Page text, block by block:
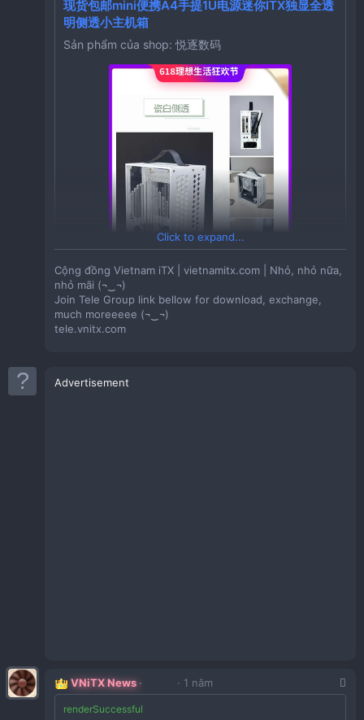
289,380VND
CZ001 「台式海景房电脑itx小机箱支持17X17/17X19
主板SFX电源 支持定制
酷冷魔神X20机箱ITX便携迷你台式A4mini手提紧
凑主机傻瓜超人K39
Sản phẩm của shop: 酷冷魔神旗舰店
CZ001 「闪鳞S200机箱便携式ITX手提mini台式机电
脑主机箱超迷你桌面
Tồn Kho:2
HU591 「piva派威X41外置声卡转接器吃鸡」
点击链接直接打开 或者 淘宝搜索直接打开
itx迷你机箱小型便携式电脑台式半高显卡桌面位巧
美机箱小海豚
Sản phẩm của shop: 巧美机箱
FDM-02高精度噪音计分贝测量仪器手持式专业级
现货包邮mini便携A4手提1U电源迷你ITX独显全透
明侧透小主机箱
Sản phẩm của shop: 悦逐数码
Click to expand...
Cộng đồng Vietnam iTX | vietnamitx.com | Nhỏ, nhỏ nữa,
nhỏ mãi (¬‿¬)
Join Tele Group link bellow for download, exchange,
much moreeeee (¬‿¬)
tele.vnitx.com
Advertisement
VNiTX News 1 năm